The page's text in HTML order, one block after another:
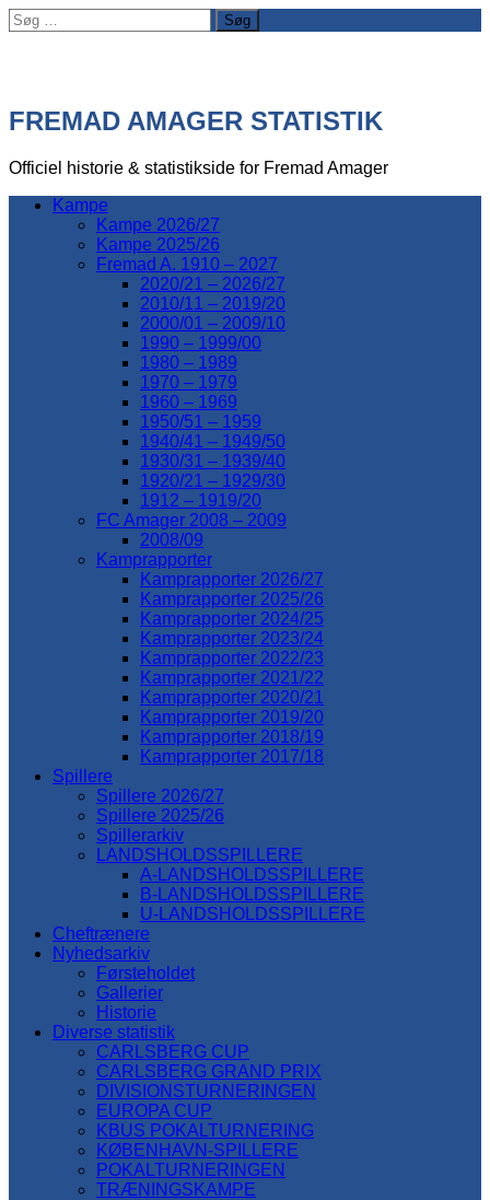
Søg
efter:
FREMAD AMAGER STATISTIK
Officiel historie & statistikside for Fremad Amager
Kampe
Kampe 2026/27
Kampe 2025/26
Fremad A. 1910 – 2027
2020/21 – 2026/27
2010/11 – 2019/20
2000/01 – 2009/10
1990 – 1999/00
1980 – 1989
1970 – 1979
1960 – 1969
1950/51 – 1959
1940/41 – 1949/50
1930/31 – 1939/40
1920/21 – 1929/30
1912 – 1919/20
FC Amager 2008 – 2009
2008/09
Kamprapporter
Kamprapporter 2026/27
Kamprapporter 2025/26
Kamprapporter 2024/25
Kamprapporter 2023/24
Kamprapporter 2022/23
Kamprapporter 2021/22
Kamprapporter 2020/21
Kamprapporter 2019/20
Kamprapporter 2018/19
Kamprapporter 2017/18
Spillere
Spillere 2026/27
Spillere 2025/26
Spillerarkiv
LANDSHOLDSSPILLERE
A-LANDSHOLDSSPILLERE
B-LANDSHOLDSSPILLERE
U-LANDSHOLDSSPILLERE
Cheftrænere
Nyhedsarkiv
Førsteholdet
Gallerier
Historie
Diverse statistik
CARLSBERG CUP
CARLSBERG GRAND PRIX
DIVISIONSTURNERINGEN
EUROPA CUP
KBUS POKALTURNERING
KØBENHAVN-SPILLERE
POKALTURNERINGEN
TRÆNINGSKAMPE